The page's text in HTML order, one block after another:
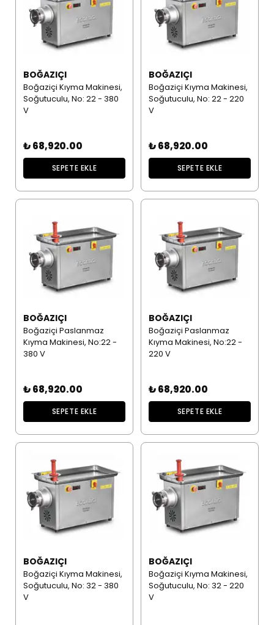
BOĞAZIÇI
Boğaziçi Kıyma Makinesi,
Soğutuculu, No: 22 - 380
V
₺ 68,920.00
SEPETE EKLE
BOĞAZIÇI
Boğaziçi Kıyma Makinesi,
Soğutuculu, No: 22 - 220
V
₺ 68,920.00
SEPETE EKLE
BOĞAZIÇI
Boğaziçi Paslanmaz
Kıyma Makinesi, No:22 -
380 V
₺ 68,920.00
SEPETE EKLE
BOĞAZIÇI
Boğaziçi Paslanmaz
Kıyma Makinesi, No:22 -
220 V
₺ 68,920.00
SEPETE EKLE
BOĞAZIÇI
Boğaziçi Kıyma Makinesi,
Soğutuculu, No: 32 - 380
V
BOĞAZIÇI
Boğaziçi Kıyma Makinesi,
Soğutuculu, No: 32 - 220
V